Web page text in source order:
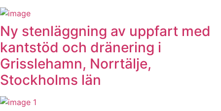
Ny stenläggning av uppfart med
kantstöd och dränering i
Grisslehamn, Norrtälje,
Stockholms län